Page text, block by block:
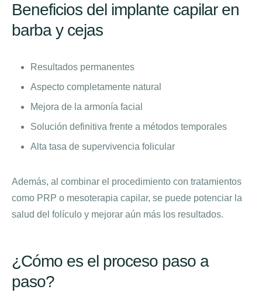
Beneficios del implante capilar en
barba y cejas
Resultados permanentes
Aspecto completamente natural
Mejora de la armonía facial
Solución definitiva frente a métodos temporales
Alta tasa de supervivencia folicular
Además, al combinar el procedimiento con tratamientos
como PRP o mesoterapia capilar, se puede potenciar la
salud del folículo y mejorar aún más los resultados.
¿Cómo es el proceso paso a
paso?